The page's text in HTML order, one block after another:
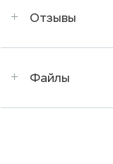
Отзывы
Файлы